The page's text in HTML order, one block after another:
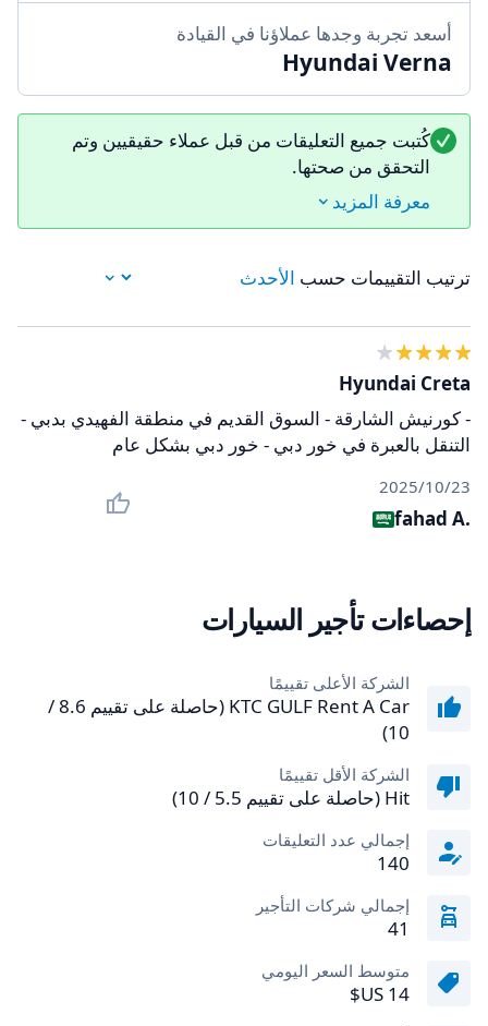
أسعد تجربة وجدها عملاؤنا في القيادة
Hyundai Verna
كُتبت جميع التعليقات من قبل عملاء حقيقيين وتم
التحقق من صحتها.
معرفة المزيد
ترتيب التقييمات حسب
23‏/10‏/2025
fahad A.
Hyundai Creta
- كورنيش الشارقة - السوق القديم في منطقة الفهيدي بدبي -
التنقل بالعبرة في خور دبي - خور دبي بشكل عام
إحصاءات تأجير السيارات
الشركة الأعلى تقييمًا
KTC GULF Rent A Car (حاصلة على تقييم 8.6 /
10)
الشركة الأقل تقييمًا
Hit (حاصلة على تقييم 5.5 / 10)
إجمالي عدد التعليقات
140
إجمالي شركات التأجير
41
متوسط السعر اليومي